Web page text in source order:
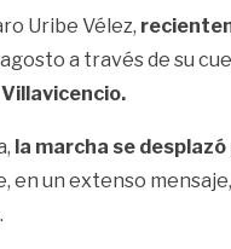
Uribe Vélez,
a través de su
la marcha se
en un extenso